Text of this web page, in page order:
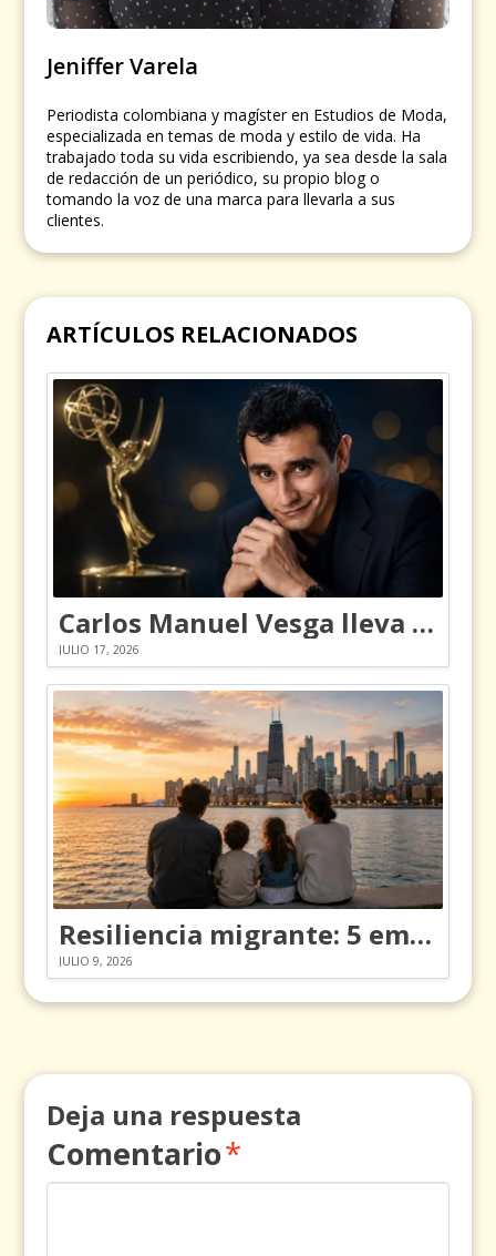
Jeniffer Varela
Periodista colombiana y magíster en Estudios de Moda,
especializada en temas de moda y estilo de vida. Ha
trabajado toda su vida escribiendo, ya sea desde la sala
de redacción de un periódico, su propio blog o
tomando la voz de una marca para llevarla a sus
clientes.
ARTÍCULOS RELACIONADOS
Carlos Manuel Vesga lleva el nombre de Colombia a los Emmy
JULIO 17, 2026
Resiliencia migrante: 5 emociones y cómo gestionarlas
JULIO 9, 2026
Deja una respuesta
Comentario*